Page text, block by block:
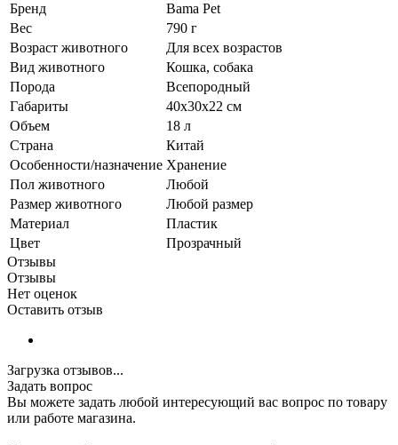
Бренд
Bama Pet
Вес
790 г
Возраст животного
Для всех возрастов
Вид животного
Кошка, собака
Порода
Всепородный
Габариты
40x30x22 см
Объем
18 л
Страна
Китай
Особенности/назначение Хранение
Пол животного
Любой
Размер животного
Любой размер
Материал
Пластик
Цвет
Прозрачный
Отзывы
Отзывы
Нет оценок
Оставить отзыв
Загрузка отзывов...
Задать вопрос
Вы можете задать любой интересующий вас вопрос по товару
или работе магазина.